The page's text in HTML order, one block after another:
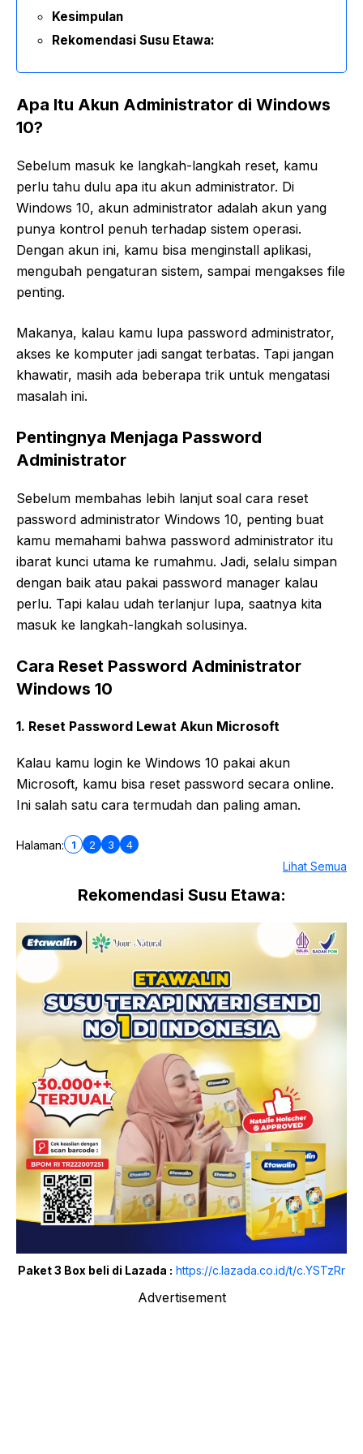
Kesimpulan
Rekomendasi Susu Etawa:
Apa Itu Akun Administrator di Windows
10?
Sebelum masuk ke langkah-langkah reset, kamu
perlu tahu dulu apa itu akun administrator. Di
Windows 10, akun administrator adalah akun yang
punya kontrol penuh terhadap sistem operasi.
Dengan akun ini, kamu bisa menginstall aplikasi,
mengubah pengaturan sistem, sampai mengakses file
penting.
Makanya, kalau kamu lupa password administrator,
akses ke komputer jadi sangat terbatas. Tapi jangan
khawatir, masih ada beberapa trik untuk mengatasi
masalah ini.
Pentingnya Menjaga Password
Administrator
Sebelum membahas lebih lanjut soal cara reset
password administrator Windows 10, penting buat
kamu memahami bahwa password administrator itu
ibarat kunci utama ke rumahmu. Jadi, selalu simpan
dengan baik atau pakai password manager kalau
perlu. Tapi kalau udah terlanjur lupa, saatnya kita
masuk ke langkah-langkah solusinya.
Cara Reset Password Administrator
Windows 10
1. Reset Password Lewat Akun Microsoft
Kalau kamu login ke Windows 10 pakai akun
Microsoft, kamu bisa reset password secara online.
Ini salah satu cara termudah dan paling aman.
Halaman: 1 2 3 4
Lihat Semua
Rekomendasi Susu Etawa:
Paket 3 Box beli di Lazada : https://c.lazada.co.id/t/c.YSTzRr
Advertisement